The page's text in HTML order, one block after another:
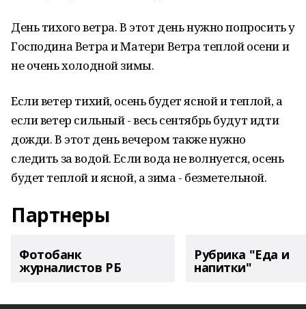
День тихого ветра. В этот день нужно попросить у
Господина Ветра и Матери Ветра теплой осени и
не очень холодной зимы.
Если ветер тихий, осень будет ясной и теплой, а
если ветер сильный - весь сентябрь будут идти
дожди. В этот день вечером также нужно
следить за водой. Если вода не волнуется, осень
будет теплой и ясной, а зима - безметельной.
Партнеры
Фотобанк
журналистов РБ
Рубрика "Еда и
напитки"